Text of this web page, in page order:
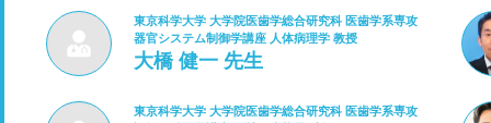
東京科学大学 大学院医歯学総合研究科 医歯学系専攻
器官システム制御学講座 人体病理学 教授
大橋 健一 先生
東京科学大学 大学院医歯学総合研究科 医歯学系専攻